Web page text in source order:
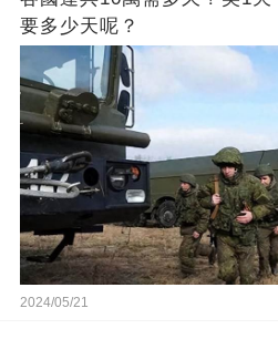
要多少天呢？
2024/05/21